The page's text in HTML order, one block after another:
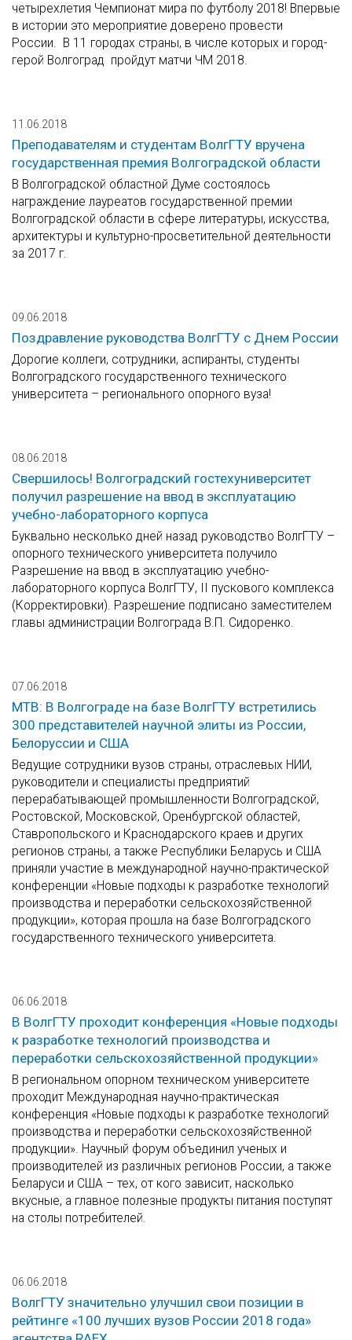
четырехлетия Чемпионат мира по футболу 2018! Впервые
в истории это мероприятие доверено провести
России. В 11 городах страны, в числе которых и город-
герой Волгоград пройдут матчи ЧМ 2018.
11.06.2018
Преподавателям и студентам ВолгГТУ вручена
государственная премия Волгоградской области
В Волгоградской областной Думе состоялось
награждение лауреатов государственной премии
Волгоградской области в сфере литературы, искусства,
архитектуры и культурно-просветительной деятельности
за 2017 г.
09.06.2018
Поздравление руководства ВолгГТУ с Днем России
Дорогие коллеги, сотрудники, аспиранты, студенты
Волгоградского государственного технического
университета – регионального опорного вуза!
08.06.2018
Свершилось! Волгоградский гостехуниверситет
получил разрешение на ввод в эксплуатацию
учебно-лабораторного корпуса
Буквально несколько дней назад руководство ВолгГТУ –
опорного технического университета получило
Разрешение на ввод в эксплуатацию учебно-
лабораторного корпуса ВолгГТУ, II пускового комплекса
(Корректировки). Разрешение подписано заместителем
главы администрации Волгограда В.П. Сидоренко.
07.06.2018
МТВ: В Волгограде на базе ВолгГТУ встретились
300 представителей научной элиты из России,
Белоруссии и США
Ведущие сотрудники вузов страны, отраслевых НИИ,
руководители и специалисты предприятий
перерабатывающей промышленности Волгоградской,
Ростовской, Московской, Оренбургской областей,
Ставропольского и Краснодарского краев и других
регионов страны, а также Республики Беларусь и США
приняли участие в международной научно-практической
конференции «Новые подходы к разработке технологий
производства и переработки сельскохозяйственной
продукции», которая прошла на базе Волгоградского
государственного технического университета.
06.06.2018
В ВолгГТУ проходит конференция «Новые подходы
к разработке технологий производства и
переработки сельскохозяйственной продукции»
В региональном опорном техническом университете
проходит Международная научно-практическая
конференция «Новые подходы к разработке технологий
производства и переработки сельскохозяйственной
продукции». Научный форум объединил ученых и
производителей из различных регионов России, а также
Беларуси и США – тех, от кого зависит, насколько
вкусные, а главное полезные продукты питания поступят
на столы потребителей.
06.06.2018
ВолгГТУ значительно улучшил свои позиции в
рейтинге «100 лучших вузов России 2018 года»